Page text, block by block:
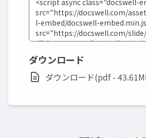
ダウンロード
ダウンロード(pdf -